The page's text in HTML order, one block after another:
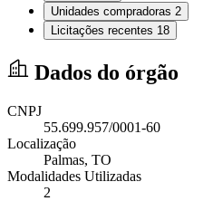
Unidades compradoras 2
Licitações recentes 18
Dados do órgão
CNPJ
55.699.957/0001-60
Localização
Palmas, TO
Modalidades Utilizadas
2